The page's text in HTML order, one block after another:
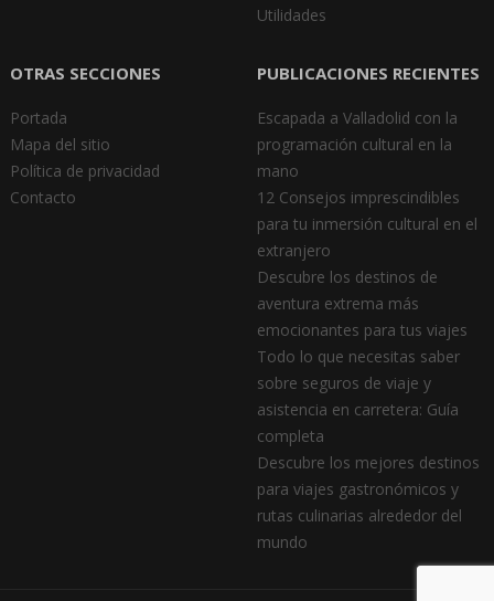
Utilidades
OTRAS SECCIONES
Portada
Mapa del sitio
Política de privacidad
Contacto
PUBLICACIONES RECIENTES
Escapada a Valladolid con la
programación cultural en la
mano
12 Consejos imprescindibles
para tu inmersión cultural en el
extranjero
Descubre los destinos de
aventura extrema más
emocionantes para tus viajes
Todo lo que necesitas saber
sobre seguros de viaje y
asistencia en carretera: Guía
completa
Descubre los mejores destinos
para viajes gastronómicos y
rutas culinarias alrededor del
mundo